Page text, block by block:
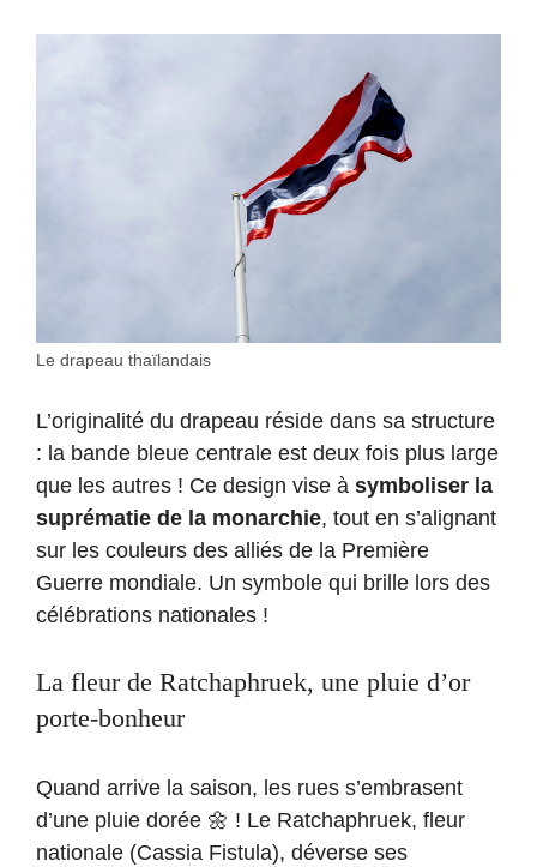
Le drapeau thaïlandais
L’originalité du drapeau réside dans sa structure
: la bande bleue centrale est deux fois plus large
que les autres ! Ce design vise à symboliser la
suprématie de la monarchie, tout en s’alignant
sur les couleurs des alliés de la Première
Guerre mondiale. Un symbole qui brille lors des
célébrations nationales !
La fleur de Ratchaphruek, une pluie d’or
porte-bonheur
Quand arrive la saison, les rues s’embrasent
d’une pluie dorée 🌼 ! Le Ratchaphruek, fleur
nationale (Cassia Fistula), déverse ses